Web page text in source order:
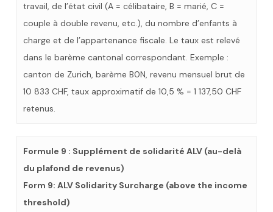
travail, de l’état civil (A = célibataire, B = marié, C =
couple à double revenu, etc.), du nombre d’enfants à
charge et de l’appartenance fiscale. Le taux est relevé
dans le barème cantonal correspondant. Exemple :
canton de Zurich, barème B0N, revenu mensuel brut de
10 833 CHF, taux approximatif de 10,5 % = 1 137,50 CHF
retenus.
Formule 9 : Supplément de solidarité ALV (au-delà
du plafond de revenus)
Form 9: ALV Solidarity Surcharge (above the income
threshold)